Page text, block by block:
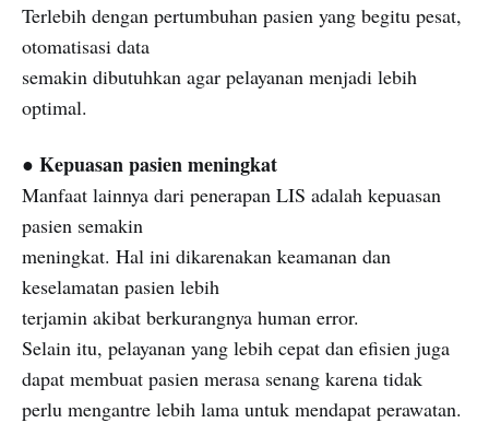
Terlebih dengan pertumbuhan pasien yang begitu pesat,
otomatisasi data
semakin dibutuhkan agar pelayanan menjadi lebih
optimal.
● Kepuasan pasien meningkat
Manfaat lainnya dari penerapan LIS adalah kepuasan
pasien semakin
meningkat. Hal ini dikarenakan keamanan dan
keselamatan pasien lebih
terjamin akibat berkurangnya human error.
Selain itu, pelayanan yang lebih cepat dan efisien juga
dapat membuat pasien merasa senang karena tidak
perlu mengantre lebih lama untuk mendapat perawatan.